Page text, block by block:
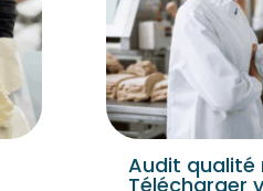
Audit qualité
Télécharger